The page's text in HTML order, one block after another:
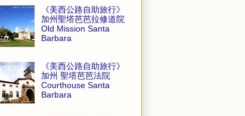
《美西公路自助旅行》
加州聖塔芭芭拉修道院
Old Mission Santa
Barbara
《美西公路自助旅行》
加州 聖塔芭芭法院
Courthouse Santa
Barbara